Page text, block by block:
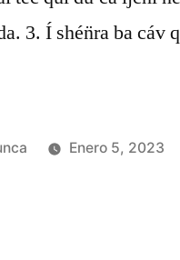
3. Í shén̈ra ba cáv
Enero 5, 2023